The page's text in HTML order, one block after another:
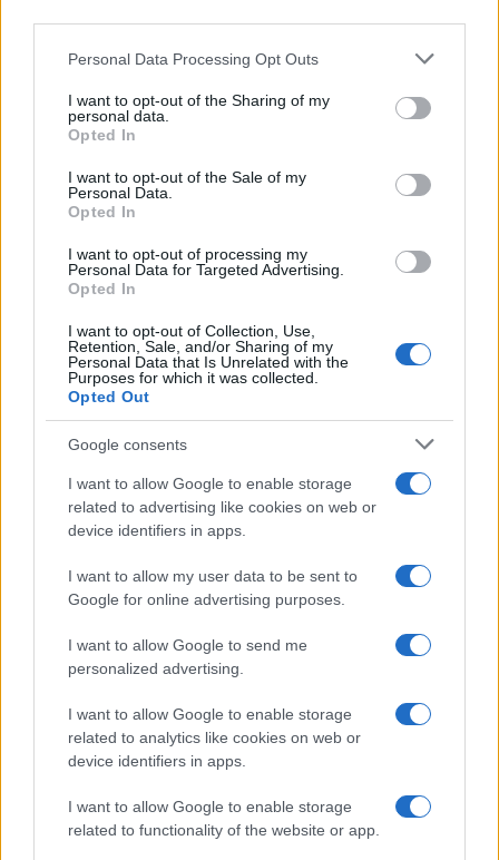
Please note that this website/app uses one or more Google
not limited to your visit or usage behaviour. You may click to
grant or deny consent to Google and its third-party tags to
use your data for below specified purposes in below Google
consent section.
Personal Data Processing Opt Outs
I want to opt-out of the Sharing of my
personal data.
Opted In
I want to opt-out of the Sale of my
Personal Data.
Opted In
I want to opt-out of processing my
Personal Data for Targeted Advertising.
Opted In
I want to opt-out of Collection, Use,
Retention, Sale, and/or Sharing of my
Personal Data that Is Unrelated with the
Purposes for which it was collected.
Opted Out
Google consents
I want to allow Google to enable storage
related to advertising like cookies on web or
device identifiers in apps.
I want to allow my user data to be sent to
Google for online advertising purposes.
I want to allow Google to send me
personalized advertising.
I want to allow Google to enable storage
related to analytics like cookies on web or
device identifiers in apps.
I want to allow Google to enable storage
related to functionality of the website or app.
ellenkezőleg: kiegészíti egymást. A
tóratanulás spiritualitással támogatja a
katonai szolgálatot, míg a katonai szolgálat
lehetővé teszi, hogy a tórai értékek
mondjuk sokszor. Ez a mondás nem azt
jelenti, hogy a dolgokhoz nem szükséges
emberi erőfeszítés, hanem azt, hogy az
emberi tettek és Isten segítsége együttesen
vezet sikerre.
Isten segítségével együtt győzni fogunk!
Ez acikkeredetileg a Zsido.com oldalán jelent
A Smá a zsidók örök kardja és pajzsa